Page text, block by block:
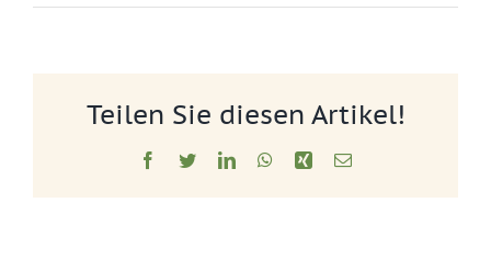
Teilen Sie diesen Artikel!
Facebook
TwitterLinkedInWhatsApp
Xing E-